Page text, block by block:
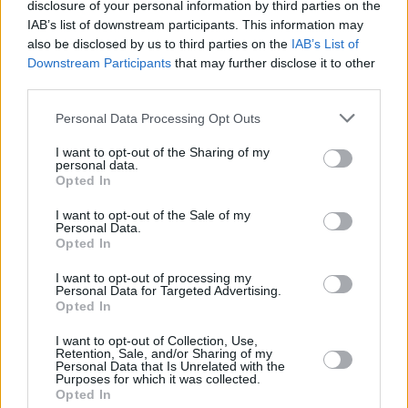
disclosure of your personal information by third parties on the
IAB’s list of downstream participants. This information may
also be disclosed by us to third parties on the IAB’s List of
Downstream Participants that may further disclose it to other
Personal Data Processing Opt Outs
I want to opt-out of the Sharing of my
personal data.
Opted In
I want to opt-out of the Sale of my
Personal Data.
Opted In
I want to opt-out of processing my
Personal Data for Targeted Advertising.
Opted In
I want to opt-out of Collection, Use,
Retention, Sale, and/or Sharing of my
Personal Data that Is Unrelated with the
Purposes for which it was collected.
Opted In
υπάρχει γνωστό ρήγμα με διεύθυνση
ανατολή-δύση, το οποίο πιθανότατα
ευθύνεται για τον σεισμό. Όπως είπε,
«πρόκειται για περιοχή που δεν έχει δώσει
παρόμοιο σεισμό εδώ και αρκετά χρόνια. Θα
χρειαστεί να περιμένουμε μερικές ώρες για
να διαπιστωθεί αν πρόκειται για τον κύριο
σεισμό», ανέφερε χαρακτηριστικά.
Από την πλευρά του, ο Βασίλης Καρακώστας
επισήμανε πως η ίδια περιοχή είχε δώσει έναν
μικρότερο σεισμό το πρωί της Δευτέρας.
«Πρόκειται για θαλάσσια ζώνη, κοντά σε νησί
νότια της Ανατολικής Κρήτης. Όπως
σημείωσε, το πιο πιθανό είναι να πρόκειται